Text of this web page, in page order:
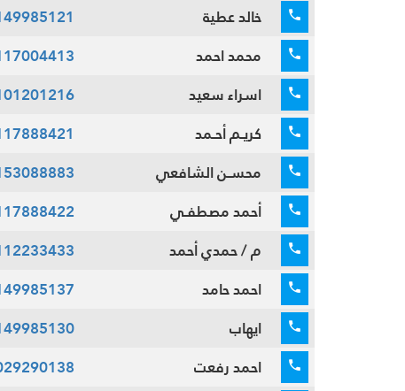
خالد عطية
محمد احمد
اسراء سعيد
كريـم أحـمد
محسـن الشافعي
أحمد مصطفـي
م / حمدي أحمد
احمد حامد
ايهاب
احمد رفعت